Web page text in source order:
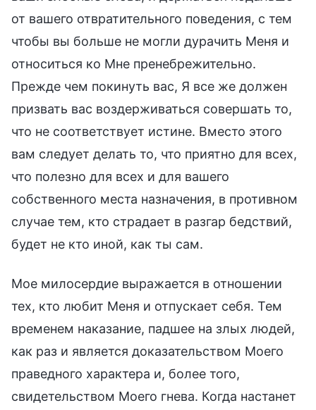
от вашего отвратительного поведения, с тем
чтобы вы больше не могли дурачить Меня и
относиться ко Мне пренебрежительно.
Прежде чем покинуть вас, Я все же должен
призвать вас воздерживаться совершать то,
что не соответствует истине. Вместо этого
вам следует делать то, что приятно для всех,
что полезно для всех и для вашего
собственного места назначения, в противном
случае тем, кто страдает в разгар бедствий,
будет не кто иной, как ты сам.
Мое милосердие выражается в отношении
тех, кто любит Меня и отпускает себя. Тем
временем наказание, падшее на злых людей,
как раз и является доказательством Моего
праведного характера и, более того,
свидетельством Моего гнева. Когда настанет